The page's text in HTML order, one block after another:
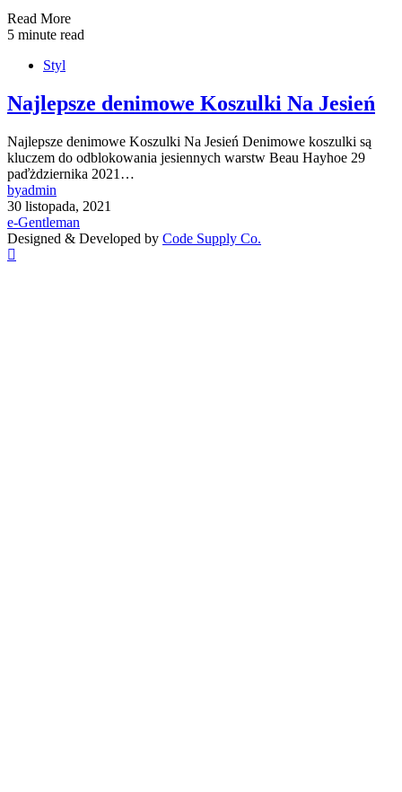
Read More
5 minute read
Styl
Najlepsze denimowe Koszulki Na Jesień
Najlepsze denimowe Koszulki Na Jesień Denimowe koszulki są
kluczem do odblokowania jesiennych warstw Beau Hayhoe 29
paďżdziernika 2021…
byadmin
30 listopada, 2021
e-Gentleman
Designed & Developed by Code Supply Co.